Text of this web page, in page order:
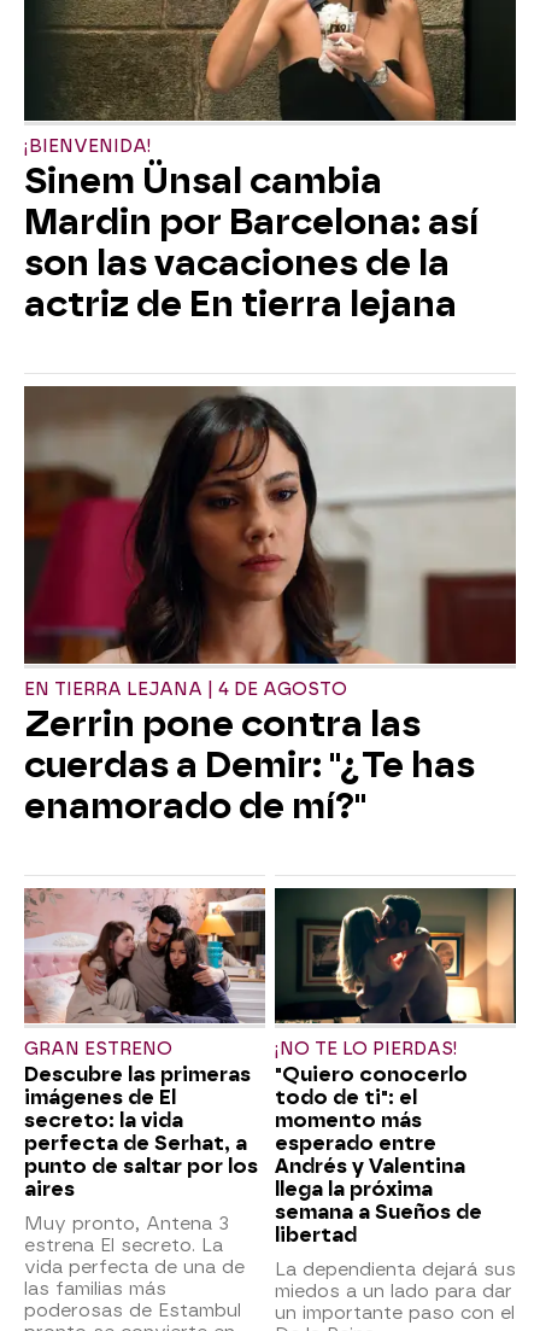
¡BIENVENIDA!
Sinem Ünsal cambia
Mardin por Barcelona: así
son las vacaciones de la
actriz de En tierra lejana
EN TIERRA LEJANA | 4 DE AGOSTO
Zerrin pone contra las
cuerdas a Demir: "¿Te has
enamorado de mí?"
GRAN ESTRENO
Descubre las primeras
imágenes de El
secreto: la vida
perfecta de Serhat, a
punto de saltar por los
aires
Muy pronto, Antena 3
estrena El secreto. La
vida perfecta de una de
las familias más
poderosas de Estambul
¡NO TE LO PIERDAS!
"Quiero conocerlo
todo de ti": el
momento más
esperado entre
Andrés y Valentina
llega la próxima
semana a Sueños de
libertad
La dependienta dejará sus
miedos a un lado para dar
un importante paso con el